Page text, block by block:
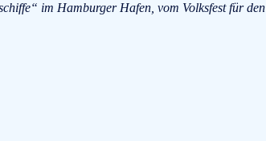
im Hamburger Hafen, vom Volksfest für